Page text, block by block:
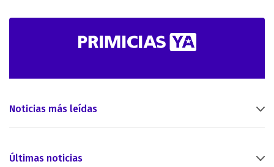
Noticias más leídas
Últimas noticias